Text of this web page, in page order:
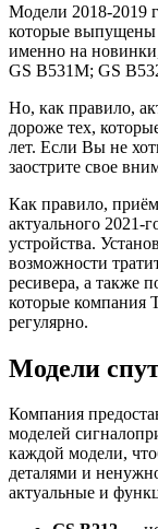
Модели 2018-2019
которые
именно на
GS B531M; GS
Но, как правило,
дороже тех,
лет. Если Вы не
заострите свое
Как правило,
актуального 2021-
устройства.
возможности
ресивера, а также
которые компания
регулярно.
Модели
Компания
моделей
каждой модели,
деталями и
актуальные и